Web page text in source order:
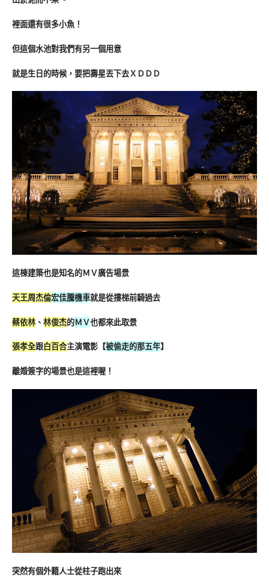
裡面還有很多小魚！
但這個水池對我們有另一個用意
就是生日的時候，要把壽星丟下去ＸＤＤＤ
這棟建築也是知名的ＭＶ廣告場景
天王周杰倫宏佳騰機車就是從摟梯前騎過去
蔡依林、 林俊杰的ＭＶ也都來此取景
張孝全跟白百合主演電影【被偷走的那五年】
離婚簽字的場景也是這裡喔！
突然有個外籍人士從柱子跑出來